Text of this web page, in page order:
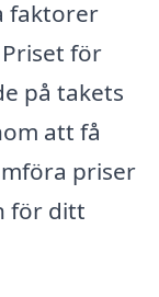
faktorer
för
på takets
att få
priser
för ditt